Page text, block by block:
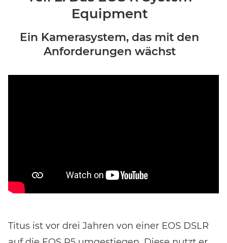
Equipment
Ein Kamerasystem, das mit den
Anforderungen wächst
Titus ist vor drei Jahren von einer EOS DSLR